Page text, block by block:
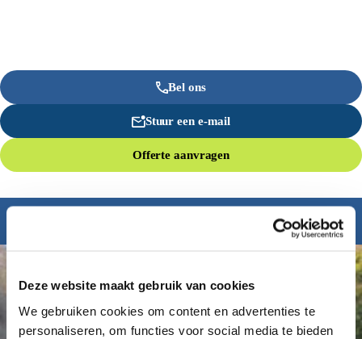
Deze website maakt gebruik van cookies
We gebruiken cookies om content en advertenties te
personaliseren, om functies voor social media te bieden
Bel ons
Stuur een e-mail
Offerte aanvragen